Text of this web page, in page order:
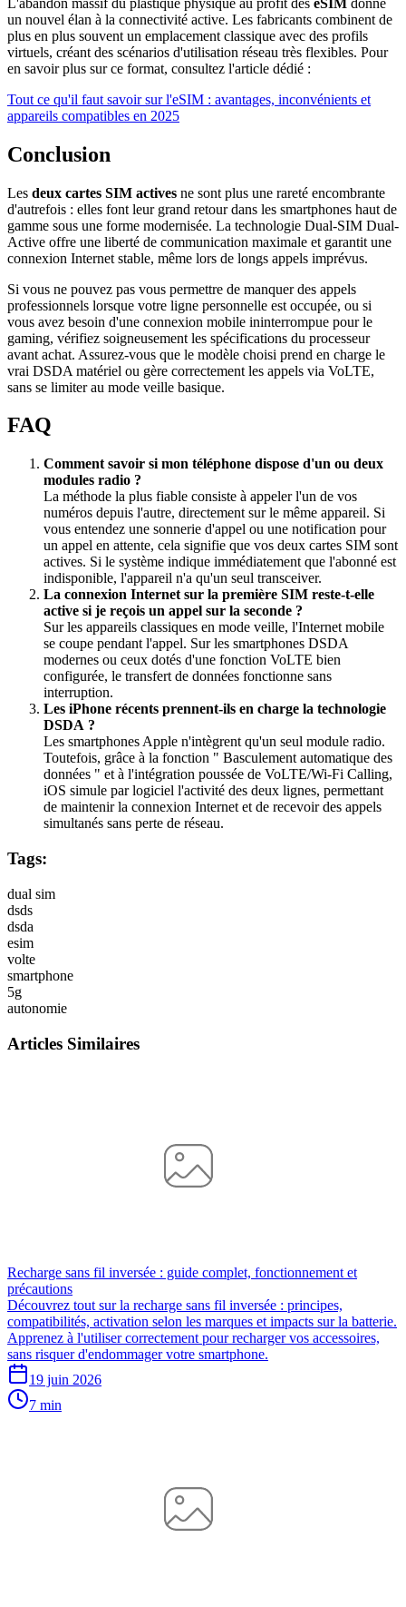
un nouvel élan à la connectivité active. Les fabricants combinent de
plus en plus souvent un emplacement classique avec des profils
virtuels, créant des scénarios d'utilisation réseau très flexibles. Pour
en savoir plus sur ce format, consultez l'article dédié :
Tout ce qu'il faut savoir sur l'eSIM : avantages, inconvénients et
appareils compatibles en 2025
Conclusion
Les deux cartes SIM actives ne sont plus une rareté encombrante
d'autrefois : elles font leur grand retour dans les smartphones haut de
gamme sous une forme modernisée. La technologie Dual-SIM Dual-
Active offre une liberté de communication maximale et garantit une
connexion Internet stable, même lors de longs appels imprévus.
Si vous ne pouvez pas vous permettre de manquer des appels
professionnels lorsque votre ligne personnelle est occupée, ou si
vous avez besoin d'une connexion mobile ininterrompue pour le
gaming, vérifiez soigneusement les spécifications du processeur
avant achat. Assurez-vous que le modèle choisi prend en charge le
vrai DSDA matériel ou gère correctement les appels via VoLTE,
sans se limiter au mode veille basique.
FAQ
Comment savoir si mon téléphone dispose d'un ou deux
modules radio ?
La méthode la plus fiable consiste à appeler l'un de vos
numéros depuis l'autre, directement sur le même appareil. Si
vous entendez une sonnerie d'appel ou une notification pour
un appel en attente, cela signifie que vos deux cartes SIM sont
actives. Si le système indique immédiatement que l'abonné est
indisponible, l'appareil n'a qu'un seul transceiver.
La connexion Internet sur la première SIM reste-t-elle
active si je reçois un appel sur la seconde ?
Sur les appareils classiques en mode veille, l'Internet mobile
se coupe pendant l'appel. Sur les smartphones DSDA
modernes ou ceux dotés d'une fonction VoLTE bien
configurée, le transfert de données fonctionne sans
interruption.
Les iPhone récents prennent-ils en charge la technologie
DSDA ?
Les smartphones Apple n'intègrent qu'un seul module radio.
Toutefois, grâce à la fonction " Basculement automatique des
données " et à l'intégration poussée de VoLTE/Wi-Fi Calling,
iOS simule par logiciel l'activité des deux lignes, permettant
de maintenir la connexion Internet et de recevoir des appels
simultanés sans perte de réseau.
Tags:
dual sim
dsds
dsda
esim
volte
smartphone
5g
autonomie
Articles Similaires
Recharge sans fil inversée : guide complet, fonctionnement et
précautions
Découvrez tout sur la recharge sans fil inversée : principes,
compatibilités, activation selon les marques et impacts sur la batterie.
Apprenez à l'utiliser correctement pour recharger vos accessoires,
sans risquer d'endommager votre smartphone.
19 juin 2026
7 min